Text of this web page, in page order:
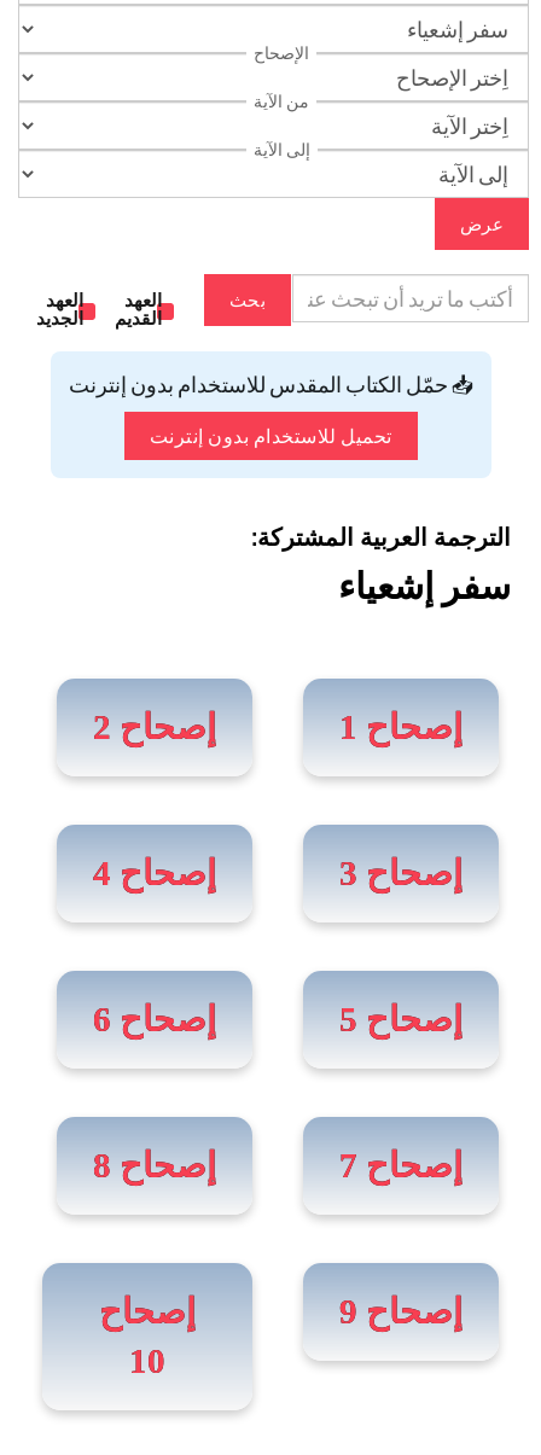
الإصحاح
من الآية
إلى الآية
عرض
بحث
العهد
القديم
العهد
الجديد
📥 حمّل الكتاب المقدس للاستخدام بدون إنترنت
تحميل للاستخدام بدون إنترنت
الترجمة العربية المشتركة:
سفر إشعياء
إصحاح 1 إصحاح 2
إصحاح 3 إصحاح 4
إصحاح 5 إصحاح 6
إصحاح 7 إصحاح 8
إصحاح 9
إصحاح
10